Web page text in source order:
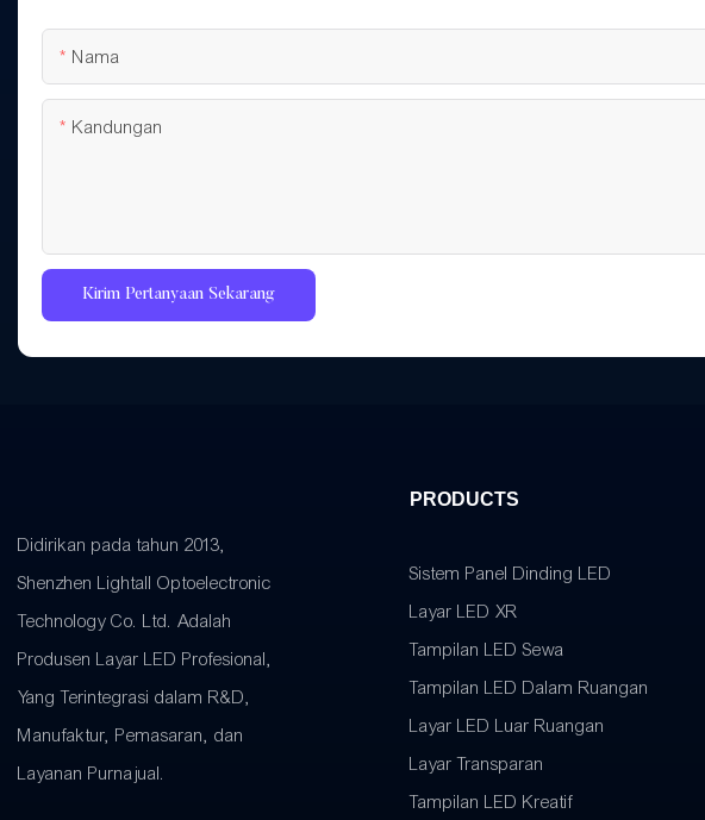
Nama
Kandungan
Kirim Pertanyaan Sekarang
Didirikan pada tahun 2013,
Shenzhen Lightall Optoelectronic
Technology Co. Ltd. Adalah
Produsen Layar LED Profesional,
Yang Terintegrasi dalam R&D,
Manufaktur, Pemasaran, dan
Layanan Purnajual.
PRODUCTS
Sistem Panel Dinding LED
Layar LED XR
Tampilan LED Sewa
Tampilan LED Dalam Ruangan
Layar LED Luar Ruangan
Layar Transparan
Tampilan LED Kreatif